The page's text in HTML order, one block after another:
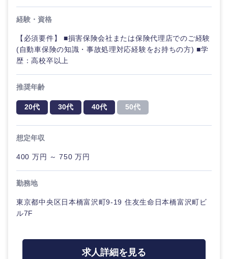
経験・資格
【必須要件】 ■損害保険会社または保険代理店でのご経験
(自動車保険の知識・事故処理対応経験をお持ちの方) ■学
歴：高校卒以上
推奨年齢
20代 30代 40代 50代
想定年収
400 万円 ～ 750 万円
勤務地
東京都中央区日本橋富沢町9-19 住友生命日本橋富沢町ビ
ル7F
求人詳細を見る